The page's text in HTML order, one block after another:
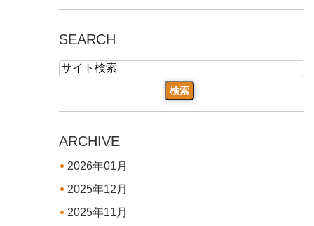
SEARCH
ARCHIVE
2026年01月
2025年12月
2025年11月